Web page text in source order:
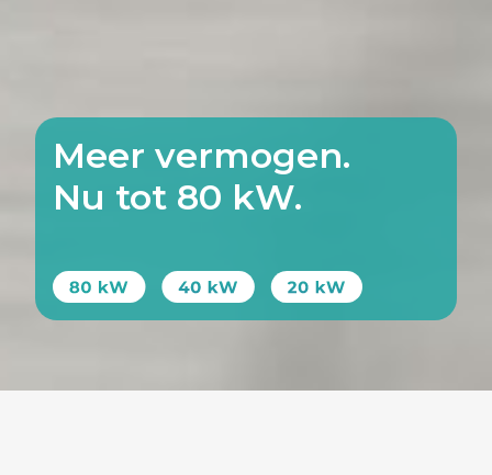
Meer vermogen.
Nu tot 80 kW.